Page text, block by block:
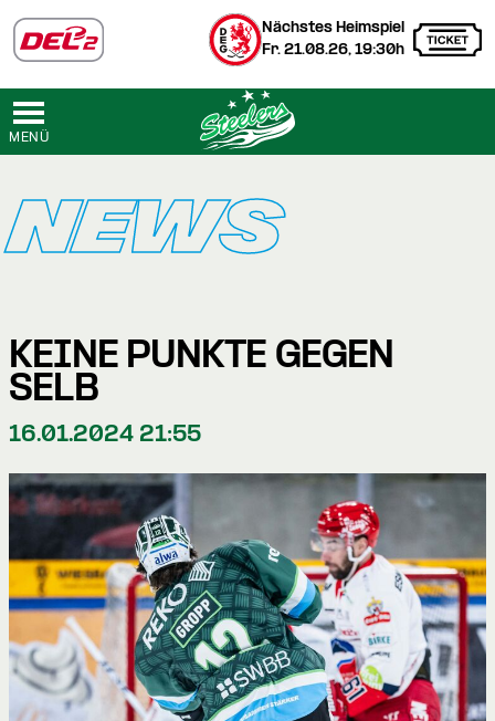
Nächstes Heimspiel
Fr. 21.08.26, 19:30h
MENÜ
NEWS
KEINE PUNKTE GEGEN
SELB
16.01.2024 21:55